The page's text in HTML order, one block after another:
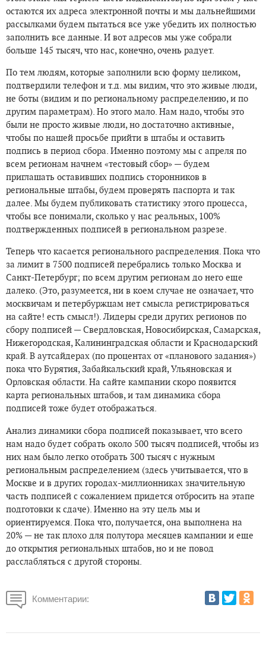
остаются их адреса электронной почты и мы дальнейшими
рассылками будем пытаться все уже убедить их полностью
заполнить все данные. И вот адресов мы уже собрали
больше 145 тысяч, что нас, конечно, очень радует.
По тем людям, которые заполнили всю форму целиком,
подтвердили телефон и т.д. мы видим, что это живые люди,
не боты (видим и по региональному распределению, и по
другим параметрам). Но этого мало. Нам надо, чтобы это
были не просто живые люди, но достаточно активные,
чтобы по нашей просьбе прийти в штабы и оставить
подпись в период сбора. Именно поэтому мы с апреля по
всем регионам начнем «тестовый сбор» — будем
приглашать оставивших подпись сторонников в
региональные штабы, будем проверять паспорта и так
далее. Мы будем публиковать статистику этого процесса,
чтобы все понимали, сколько у нас реальных, 100%
подтвержденных подписей в региональном разрезе.
Теперь что касается регионального распределения. Пока что
за лимит в 7500 подписей перебрались только Москва и
Санкт-Петербург; по всем другим регионам до него еще
далеко. (Это, разумеется, ни в коем случае не означает, что
москвичам и петербуржцам нет смысла регистрироваться
на сайте! есть смысл!). Лидеры среди других регионов по
сбору подписей — Свердловская, Новосибирская, Самарская,
Нижегородская, Калининградская области и Краснодарский
край. В аутсайдерах (по процентах от «планового задания»)
пока что Бурятия, Забайкальский край, Ульяновская и
Орловская области. На сайте кампании скоро появится
карта региональных штабов, и там динамика сбора
подписей тоже будет отображаться.
Анализ динамики сбора подписей показывает, что всего
нам надо будет собрать около 500 тысяч подписей, чтобы из
них нам было легко отобрать 300 тысяч с нужным
региональным распределением (здесь учитывается, что в
Москве и в других городах-миллионниках значительную
часть подписей с сожалением придется отбросить на этапе
подготовки к сдаче). Именно на эту цель мы и
ориентируемся. Пока что, получается, она выполнена на
20% — не так плохо для полутора месяцев кампании и еще
до открытия региональных штабов, но и не повод
расслабляться с другой стороны.
Комментарии: